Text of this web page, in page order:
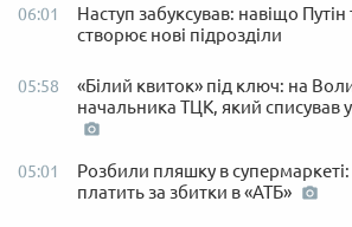
06:01
Наступ забуксував: навіщо Путін
створює нові підрозділи
05:58
«Білий квиток» під ключ: на
начальника ТЦК, який списував
05:01
Розбили пляшку в супермаркеті:
платить за збитки в «АТБ»